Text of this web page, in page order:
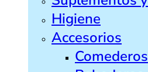
Higiene
Accesorios
Comederos